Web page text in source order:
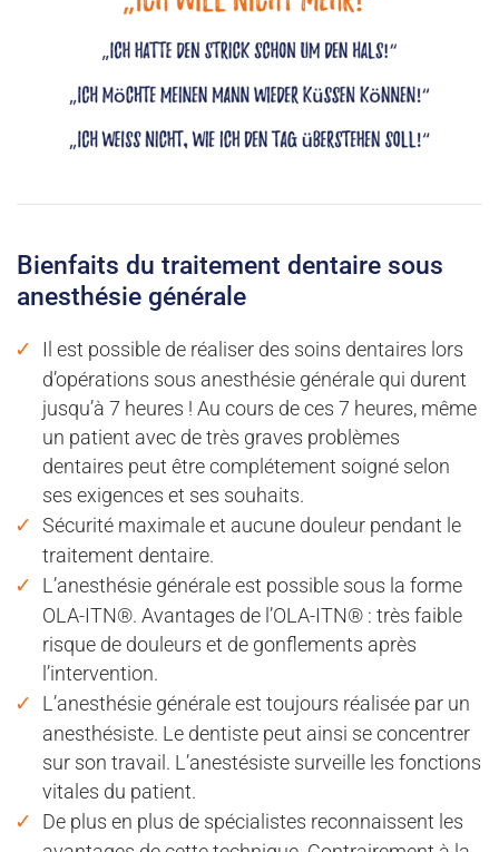
Bienfaits du traitement dentaire sous
anesthésie générale
Il est possible de réaliser des soins dentaires lors
d’opérations sous anesthésie générale qui durent
jusqu’à 7 heures ! Au cours de ces 7 heures, même
un patient avec de très graves problèmes
dentaires peut être complétement soigné selon
ses exigences et ses souhaits.
Sécurité maximale et aucune douleur pendant le
traitement dentaire.
L’anesthésie générale est possible sous la forme
OLA-ITN®. Avantages de l’OLA-ITN® : très faible
risque de douleurs et de gonflements après
l’intervention.
L’anesthésie générale est toujours réalisée par un
anesthésiste. Le dentiste peut ainsi se concentrer
sur son travail. L’anestésiste surveille les fonctions
vitales du patient.
De plus en plus de spécialistes reconnaissent les